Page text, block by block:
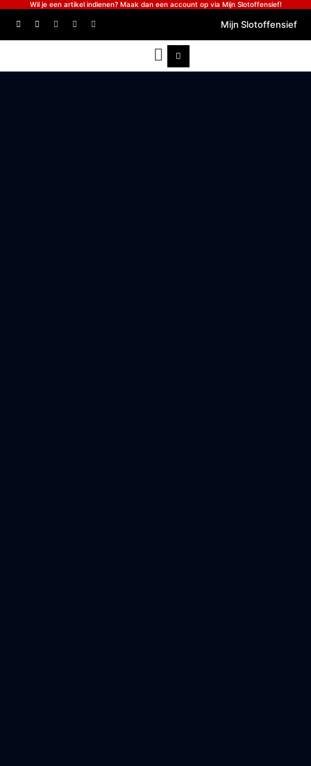
Wil je een artikel indienen? Maak dan een account op via Mijn Slotoffensief!
Mijn Slotoffensief